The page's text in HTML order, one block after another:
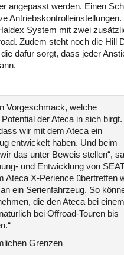
angepasst werden. Einen
Antriebskontrolleinstellungen.
System mit zwei
Zudem steht noch die Hill
dafür sorgt, dass jeder
Vorgeschmack, welche
der Ateca in sich birgt.
wir mit dem Ateca ein
entwickelt haben. Und beim
das unter Beweis stellen“,
und Entwicklung von
Ateca X-Perience übertreffen
ein Serienfahrzeug. So
die den Ateca bei einem
bei Offroad-Touren bis
Grenzen